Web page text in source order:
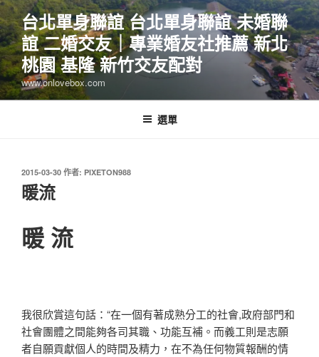
跳
至
主
要
內
容
台北單身聯誼 台北單身聯誼 未婚聯
誼 二婚交友｜專業婚友社推薦 新北
桃園 基隆 新竹交友配對
www.onlovebox.com
選單
發
佈
於
2015-03-30 作者: PIXETON988
暖流
暖 流
我很欣賞這句話：“在一個有著成熟分工的社會,政府部門和
社會團體之間能夠各司其職、功能互補。而義工則是志願
者自願貢獻個人的時間及精力，在不為任何物質報酬的情